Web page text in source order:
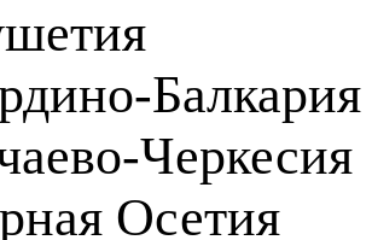
Балкария
Черкесия
Осетия